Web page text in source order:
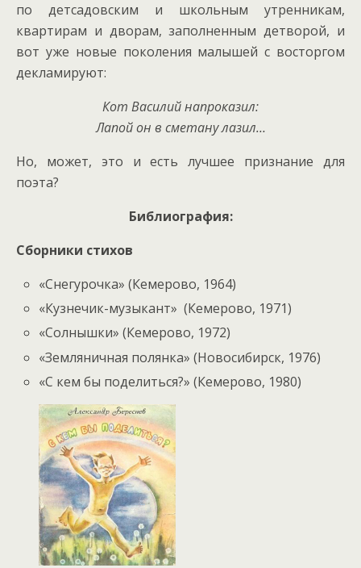
по детсадовским и школьным утренникам,
квартирам и дворам, заполненным детворой, и
вот уже новые поколения малышей с восторгом
декламируют:
Кот Василий напроказил:
Лапой он в сметану лазил…
Но, может, это и есть лучшее признание для
поэта?
Библиография:
Сборники стихов
«Снегурочка» (Кемерово, 1964)
«Кузнечик-музыкант» (Кемерово, 1971)
«Солнышки» (Кемерово, 1972)
«Земляничная полянка» (Новосибирск, 1976)
«С кем бы поделиться?» (Кемерово, 1980)